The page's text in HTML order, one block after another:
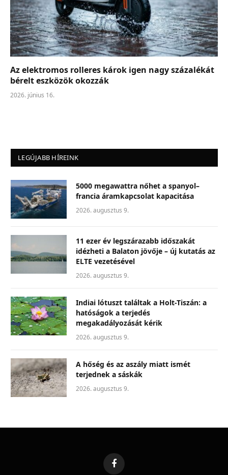
Az elektromos rolleres károk igen nagy százalékát
bérelt eszközök okozzák
2026. június 16.
LEGÚJABB HÍREINK
5000 megawattra nőhet a spanyol–
francia áramkapcsolat kapacitása
2026. augusztus 9.
11 ezer év legszárazabb időszakát
idézheti a Balaton jövője – új kutatás az
ELTE vezetésével
2026. augusztus 9.
Indiai lótuszt találtak a Holt-Tiszán: a
hatóságok a terjedés
megakadályozását kérik
2026. augusztus 9.
A hőség és az aszály miatt ismét
terjednek a sáskák
2026. augusztus 9.
Facebook